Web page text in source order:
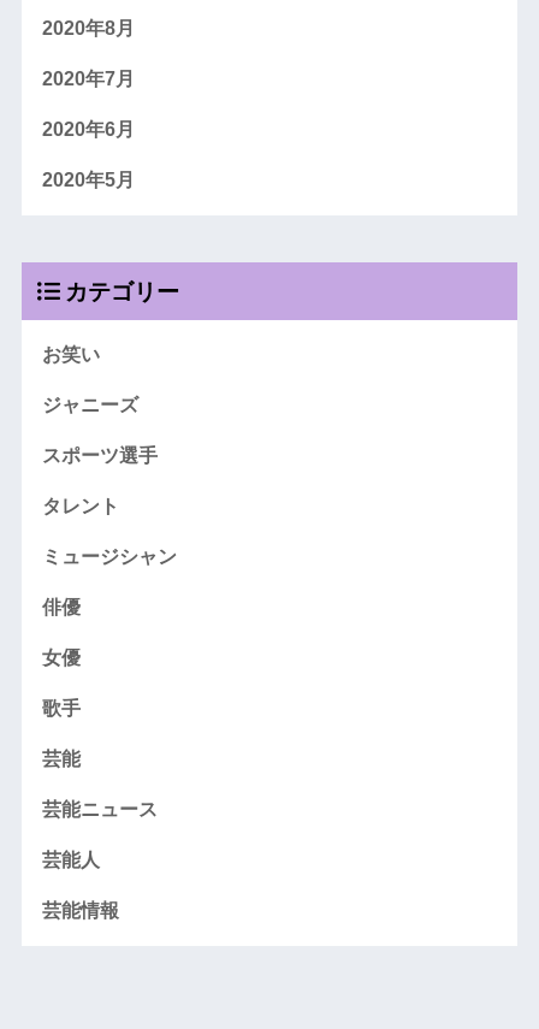
2020年8月
2020年7月
2020年6月
2020年5月
カテゴリー
お笑い
ジャニーズ
スポーツ選手
タレント
ミュージシャン
俳優
女優
歌手
芸能
芸能ニュース
芸能人
芸能情報